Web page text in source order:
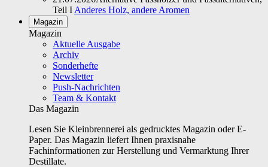
Teil I Anderes Holz, andere Aromen
Magazin
Magazin
Aktuelle Ausgabe
Archiv
Sonderhefte
Newsletter
Push-Nachrichten
Team & Kontakt
Das Magazin
Lesen Sie Kleinbrennerei als gedrucktes Magazin oder E-
Paper. Das Magazin liefert Ihnen praxisnahe
Fachinformationen zur Herstellung und Vermarktung Ihrer
Destillate.